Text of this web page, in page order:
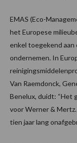
EMAS (Eco-
het Europese
enkel toegekend aan
ondernemen. In
Van Raemdonck,
Benelux, duidt: “Het
voor Werner &
tien jaar lang